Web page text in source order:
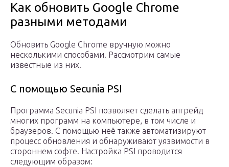
Как обновить Google Chrome
разными методами
Обновить Google Chrome вручную можно
несколькими способами. Рассмотрим самые
известные из них.
С помощью Secunia PSI
Программа Secunia PSI позволяет сделать апгрейд
многих программ на компьютере, в том числе и
браузеров. С помощью неё также автоматизируют
процесс обновления и обнаруживают уязвимости в
стороннем софте. Настройка PSI проводится
следующим образом: